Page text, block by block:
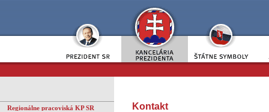
Regionálne pracoviská KP SR
Kontakt